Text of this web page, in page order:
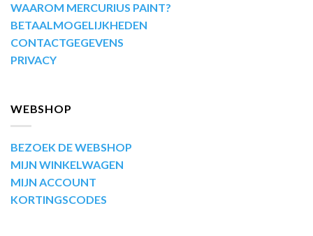
WAAROM MERCURIUS PAINT?
BETAALMOGELIJKHEDEN
CONTACTGEGEVENS
PRIVACY
WEBSHOP
BEZOEK DE WEBSHOP
MIJN WINKELWAGEN
MIJN ACCOUNT
KORTINGSCODES